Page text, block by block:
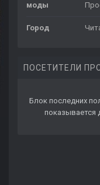
моды
Город
ПОСЕТИТЕЛИ
Блок последних
показывается